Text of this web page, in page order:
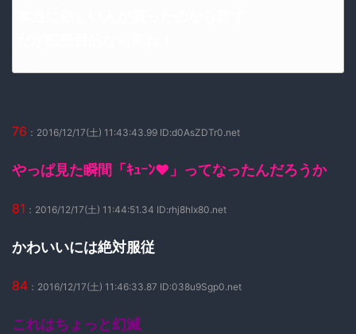
76 ：2016/12/17(土) 11:43:43.99 ID:d0AsZDTr0.net
やっぱ見た瞬間「ｷｭｰﾝ♥」ってなったんだろうか
81 ：2016/12/17(土) 11:44:51.34 ID:rhj8hIx80.net
かわいいには絶対服従
84 ：2016/12/17(土) 11:46:33.87 ID:038u9Sgp0.net
これはちょっと幻滅